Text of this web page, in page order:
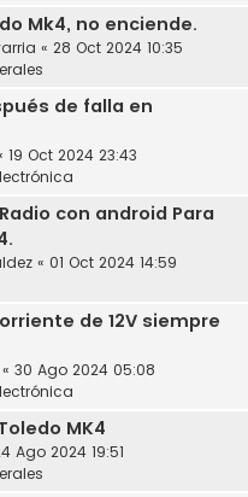
Mk4, no enciende.
« 28 Oct 2024 10:35
de falla en
19 Oct 2024 23:43
con android Para
« 01 Oct 2024 14:59
de 12V siempre
« 30 Ago 2024 05:08
MK4
Ago 2024 19:51